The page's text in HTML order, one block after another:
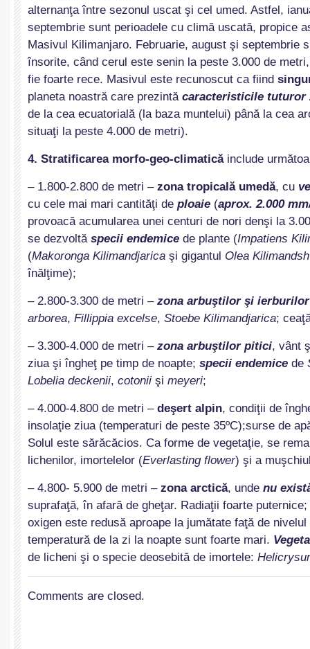
alternanţa între sezonul uscat şi cel umed. Astfel,
septembrie sunt perioadele cu climă uscată, propice
Masivul Kilimanjaro. Februarie, august şi septembrie
însorite, când cerul este senin la peste 3.000 de
fie foarte rece. Masivul este recunoscut ca fiind
planeta noastră care prezintă caracteristicile tuturor
de la cea ecuatorială (la baza muntelui) până la cea
situaţi la peste 4.000 de metri).
4. Stratificarea morfo-geo-climaticăinclude
– 1.800-2.800 de metri – zona tropicală umedă, cu
cu cele mai mari cantităţi de ploaie (aprox. 2.000
provoacă acumularea unei centuri de nori denşi la
se dezvoltă specii endemice de plante (Impatiens
(Makoronga Kilimandjarica şi gigantul Olea Kilimandsh
înălţime);
– 2.800-3.300 de metri – zona arbuştilor şi
arborea, Fillippia excelse, Stoebe Kilimandjarica;
– 3.300-4.000 de metri – zona arbuştilor pitici, vânt
ziua şi îngheţ pe timp de noapte; specii endemice de
Lobelia deckenii, cotonii şi meyeri;
– 4.000-4.800 de metri – deşert alpin, condiţii de
insolaţie ziua (temperaturi de peste 35ºC);surse de
Solul este sărăcăcios. Ca forme de vegetaţie, se
lichenilor, imortelelor (Everlasting flower) şi a
– 4.800- 5.900 de metri – zona arctică, unde nu
suprafaţă, în afară de gheţar. Radiaţii foarte
oxigen este redusă aproape la jumătate faţă de
temperatură de la zi la noapte sunt foarte mari.
de licheni şi o specie deosebită de imortele:
Comments are closed.